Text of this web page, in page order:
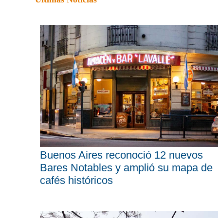
Buenos Aires reconoció 12 nuevos
Bares Notables y amplió su mapa de
cafés históricos